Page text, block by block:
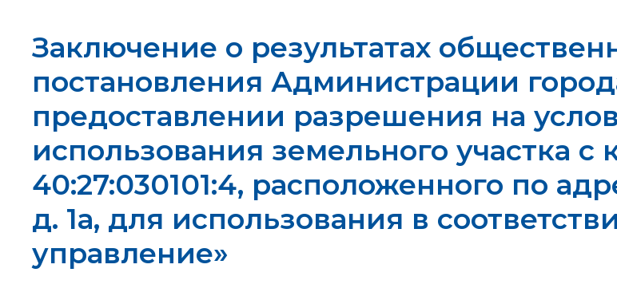
Заключение о результатах
постановления Администрации
предоставлении разрешения на
использования земельного участка
40:27:030101:4, расположенного по
д. 1а, для использования в
управление»